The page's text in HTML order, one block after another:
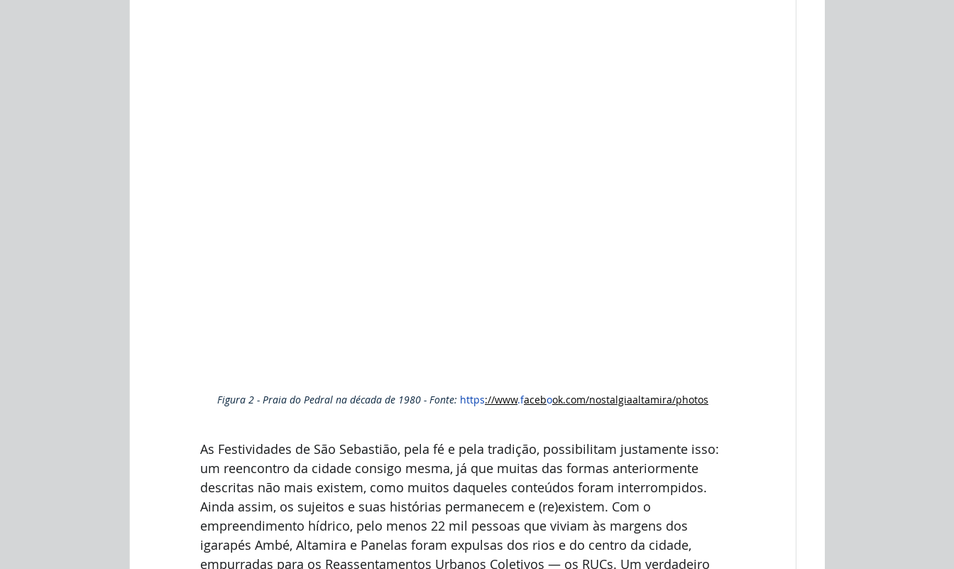
Figura 2 - Praia do Pedral na década de 1980 - Fonte: https://www.facebook.com/nostalgiaaltamira/photos
As Festividades de São Sebastião, pela fé e pela tradição, possibilitam justamente isso:
um reencontro da cidade consigo mesma, já que muitas das formas anteriormente
descritas não mais existem, como muitos daqueles conteúdos foram interrompidos.
Ainda assim, os sujeitos e suas histórias permanecem e (re)existem. Com o
empreendimento hídrico, pelo menos 22 mil pessoas que viviam às margens dos
igarapés Ambé, Altamira e Panelas foram expulsas dos rios e do centro da cidade,
empurradas para os Reassentamentos Urbanos Coletivos — os RUCs. Um verdadeiro